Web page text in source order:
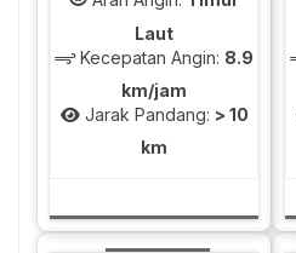
Laut
Kecepatan Angin: 8.9
km/jam
Jarak Pandang: > 10
km